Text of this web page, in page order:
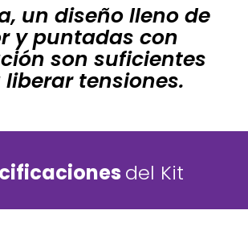
un diseño lleno de
y puntadas con
son suficientes
tensiones.
del Kit